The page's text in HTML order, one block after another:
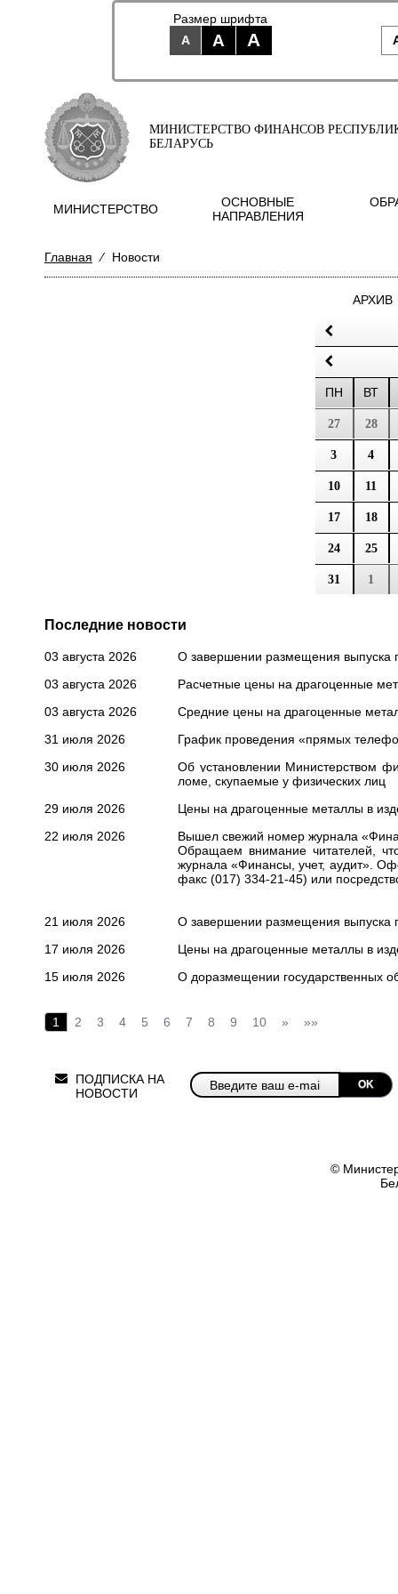
Размер шрифта
A
A A
МИНИСТЕРСТВО ФИНАНСОВ
БЕЛАРУСЬ
МИНИСТЕРСТВО
ОСНОВНЫЕ
НАПРАВЛЕНИЯ
Главная ⁄ Новости
АРХИВ
ПН ВТ
27 28
3 4
10 11
17 18
24 25
31 1
Последние новости
03 августа 2026
О завершении размещения выпуска
03 августа 2026
Расчетные цены на драгоценные
03 августа 2026
Средние цены на драгоценные
31 июля 2026
График проведения «прямых
30 июля 2026
Об установлении Министерством
ломе, скупаемые у физических лиц
29 июля 2026
Цены на драгоценные металлы в
22 июля 2026
Вышел свежий номер журнала
Обращаем внимание читателей,
журнала «Финансы, учет, аудит».
факс (017) 334-21-45) или
21 июля 2026
О завершении размещения выпуска
17 июля 2026
Цены на драгоценные металлы в
15 июля 2026
О доразмещении государственных
1 2 3 4 5 6 7 8 9 10 » »»
ПОДПИСКА НА
НОВОСТИ
OK
©